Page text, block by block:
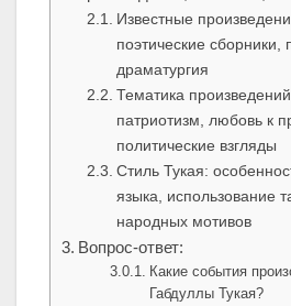
Известные
поэтические сборники,
драматургия
Тематика
патриотизм, любовь к
политические взгляды
Стиль Тукая:
языка, использование
народных мотивов
Вопрос-ответ:
Какие события
Габдуллы Тукая?